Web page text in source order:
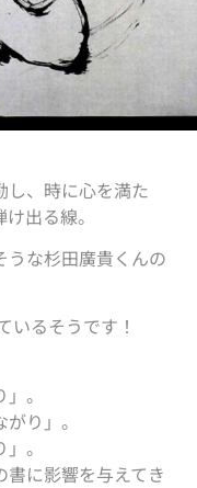
し、時に心を満た
出る線。
な杉田廣貴くんの
いるそうです！
。
り」。
。
に影響を与えてき